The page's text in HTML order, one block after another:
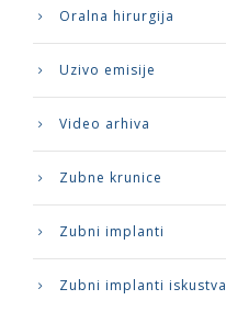
Oralna hirurgija
Uzivo emisije
Video arhiva
Zubne krunice
Zubni implanti
Zubni implanti iskustva